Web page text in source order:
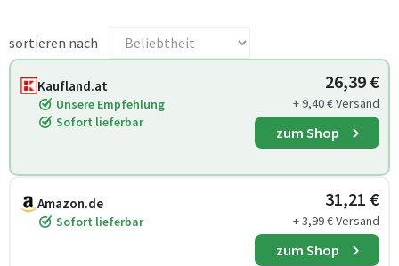
sortieren nach
Kaufland.at
Unsere Empfehlung
Sofort lieferbar
26,39 €
+ 9,40 € Versand
zum Shop
Amazon.de
Sofort lieferbar
31,21 €
+ 3,99 € Versand
zum Shop